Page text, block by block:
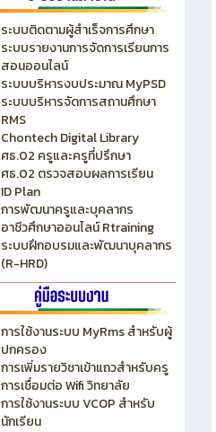
ระบบติดตามผู้สำเร็จการศึกษา
ระบบรายงานการจัดการเรียนการ
สอนออนไลน์
ระบบบริหารงบประมาณ MyPSD
ระบบบริหารจัดการสถานศึกษา
RMS
Chontech Digital Library
ศธ.02 ครูและครูที่ปรึกษา
ศธ.02 ตรวจสอบผลการเรียน
ID Plan
การพัฒนาครูและบุคลากร
อาชีวศึกษาออนไลน์ Rtraining
ระบบฝึกอบรมและพัฒนาบุคลากร
(R-HRD)
การใช้งานระบบ MyRms สำหรับผู้
ปกครอง
การเพิ่มรายวิชาเข้าแถวสำหรับครู
การเชื่อมต่อ Wifi วิทยาลัย
การใช้งานระบบ VCOP สำหรับ
นักเรียน